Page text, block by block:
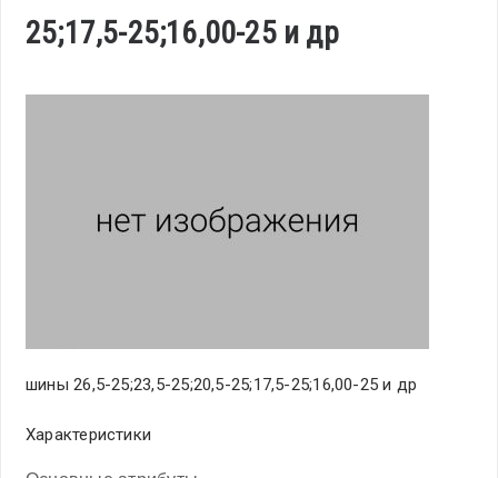
25;17,5-25;16,00-25 и др
шины 26,5-25;23,5-25;20,5-25;17,5-25;16,00-25 и др
Характеристики